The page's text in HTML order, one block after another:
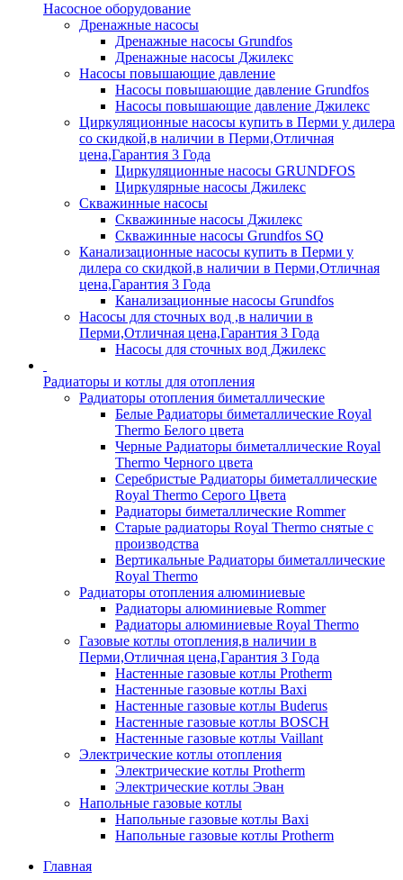
Насосное оборудование
Дренажные насосы
Дренажные насосы Grundfos
Дренажные насосы Джилекс
Насосы повышающие давление
Насосы повышающие давление Grundfos
Насосы повышающие давление Джилекс
Циркуляционные насосы купить в Перми у дилера
со скидкой,в наличии в Перми,Отличная
цена,Гарантия 3 Года
Циркуляционные насосы GRUNDFOS
Циркулярные насосы Джилекс
Скважинные насосы
Скважинные насосы Джилекс
Скважинные насосы Grundfos SQ
Канализационные насосы купить в Перми у
дилера со скидкой,в наличии в Перми,Отличная
цена,Гарантия 3 Года
Канализационные насосы Grundfos
Насосы для сточных вод ,в наличии в
Перми,Отличная цена,Гарантия 3 Года
Насосы для сточных вод Джилекс
Радиаторы и котлы для отопления
Радиаторы отопления биметаллические
Белые Радиаторы биметаллические Royal
Thermo Белого цвета
Черные Радиаторы биметаллические Royal
Thermo Черного цвета
Серебристые Радиаторы биметаллические
Royal Thermo Серого Цвета
Радиаторы биметаллические Rommer
Старые радиаторы Royal Thermo снятые с
производства
Вертикальные Радиаторы биметаллические
Royal Thermo
Радиаторы отопления алюминиевые
Радиаторы алюминиевые Rommer
Радиаторы алюминиевые Royal Thermo
Газовые котлы отопления,в наличии в
Перми,Отличная цена,Гарантия 3 Года
Настенные газовые котлы Protherm
Настенные газовые котлы Baxi
Настенные газовые котлы Buderus
Настенные газовые котлы BOSCH
Настенные газовые котлы Vaillant
Электрические котлы отопления
Электрические котлы Protherm
Электрические котлы Эван
Напольные газовые котлы
Напольные газовые котлы Baxi
Напольные газовые котлы Protherm
Главная